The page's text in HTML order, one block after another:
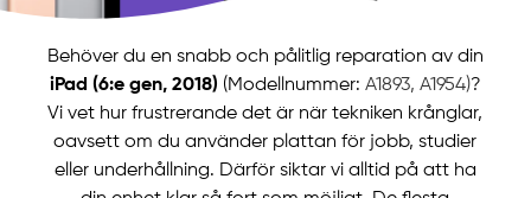
Behöver du en snabb och pålitlig reparation av din
iPad (6:e gen, 2018) (Modellnummer: A1893, A1954)?
Vi vet hur frustrerande det är när tekniken krånglar,
oavsett om du använder plattan för jobb, studier
eller underhållning. Därför siktar vi alltid på att ha